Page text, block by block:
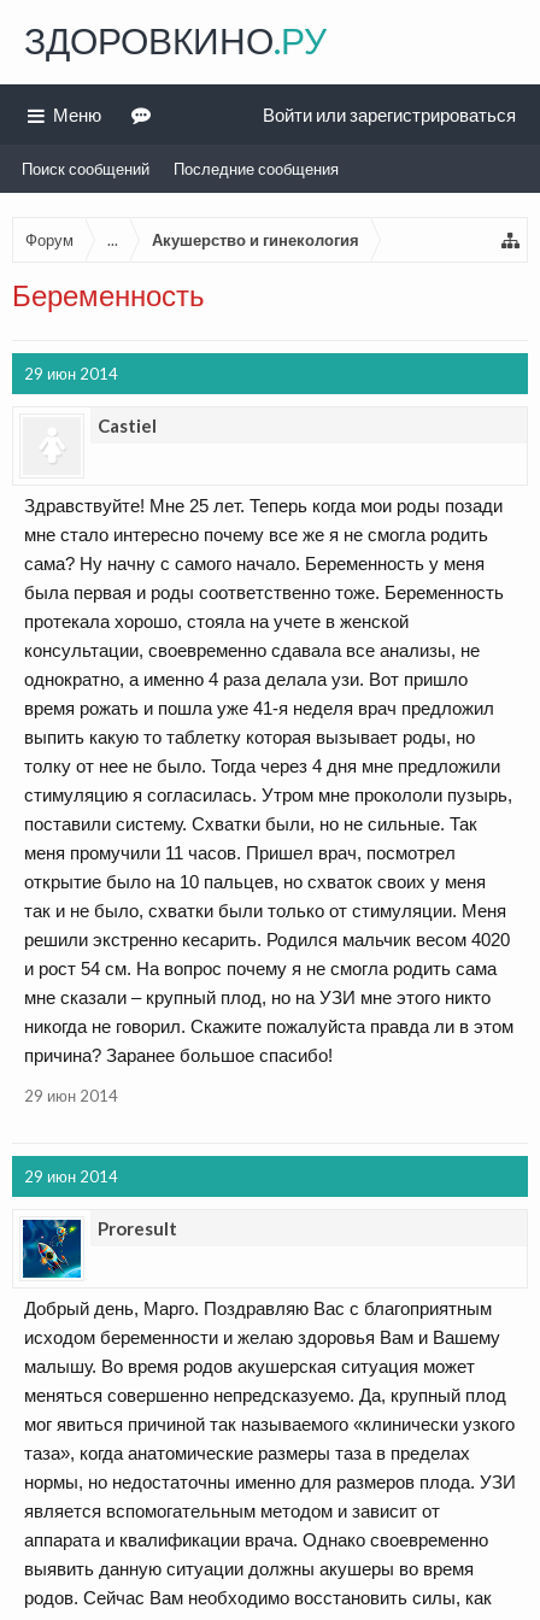
Форум ... Акушерство и гинекология
Беременность
29 июн 2014
Castiel
Здравствуйте! Мне 25 лет. Теперь когда мои роды позади
мне стало интересно почему все же я не смогла родить
сама? Ну начну с самого начало. Беременность у меня
была первая и роды соответственно тоже. Беременность
протекала хорошо, стояла на учете в женской
консультации, своевременно сдавала все анализы, не
однократно, а именно 4 раза делала узи. Вот пришло
время рожать и пошла уже 41-я неделя врач предложил
выпить какую то таблетку которая вызывает роды, но
толку от нее не было. Тогда через 4 дня мне предложили
стимуляцию я согласилась. Утром мне прокололи пузырь,
поставили систему. Схватки были, но не сильные. Так
меня промучили 11 часов. Пришел врач, посмотрел
открытие было на 10 пальцев, но схваток своих у меня
так и не было, схватки были только от стимуляции. Меня
решили экстренно кесарить. Родился мальчик весом 4020
и рост 54 см. На вопрос почему я не смогла родить сама
мне сказали – крупный плод, но на УЗИ мне этого никто
никогда не говорил. Скажите пожалуйста правда ли в этом
причина? Заранее большое спасибо!
29 июн 2014
29 июн 2014
Proresult
Добрый день, Марго. Поздравляю Вас с благоприятным
исходом беременности и желаю здоровья Вам и Вашему
малышу. Во время родов акушерская ситуация может
меняться совершенно непредсказуемо. Да, крупный плод
мог явиться причиной так называемого «клинически узкого
таза», когда анатомические размеры таза в пределах
нормы, но недостаточны именно для размеров плода. УЗИ
является вспомогательным методом и зависит от
аппарата и квалификации врача. Однако своевременно
выявить данную ситуации должны акушеры во время
родов. Сейчас Вам необходимо восстановить силы, как
ЗДОРОВКИНО.РУ
Меню
Поиск сообщений Последние сообщения
Войти или зарегистрироваться